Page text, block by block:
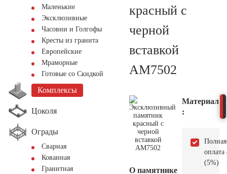
Маленькие
Эксклюзивные
Часовни и Голгофы
Кресты из гранита
Европейские
Мраморные
Готовые со Скидкой
Комплексы
Цоколя
Ограды
Сварная
Кованная
Гранитная
красный с
черной
вставкой
AM7502
О памятнике
Материал
:
Полная
оплата
(5%)